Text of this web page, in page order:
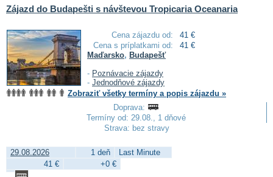
Zájazd do Budapešti s návštevou Tropicaria Oceanaria
Cena zájazdu od:
41 €
Cena s príplatkami od:
41 €
Maďarsko, Budapešť
- Poznávacie zájazdy
- Jednodňové zájazdy
Zobraziť všetky termíny a popis zájazdu »
Doprava:
Termíny od: 29.08., 1 dňové
Strava: bez stravy
29.08.2026 1 deň
Last Minute
41 €
+0 €